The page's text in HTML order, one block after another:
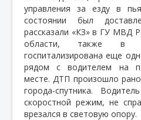
управления за езду в
состоянии был
рассказали «КЗ» в ГУ МВД
области, также в
госпитализирована еще
рядом с водителем на
месте. ДТП произошло
города-спутника.
скоростной режим, не
врезался в световую опору.